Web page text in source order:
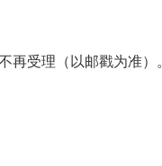
受理（以邮戳为准）